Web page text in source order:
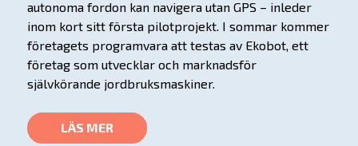
autonoma fordon kan navigera utan GPS – inleder
inom kort sitt första pilotprojekt. I sommar kommer
företagets programvara att testas av Ekobot, ett
företag som utvecklar och marknadsför
självkörande jordbruksmaskiner.
LÄS MER